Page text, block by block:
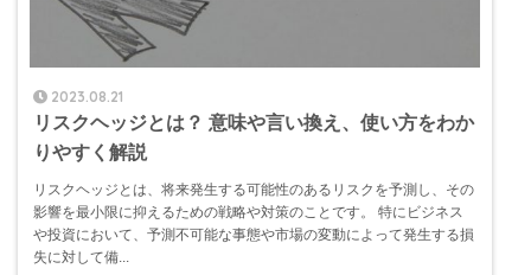
2023.08.21
リスクヘッジとは？ 意味や言い換え、使い方をわか
りやすく解説
リスクヘッジとは、将来発生する可能性のあるリスクを予測し、その
影響を最小限に抑えるための戦略や対策のことです。 特にビジネス
や投資において、予測不可能な事態や市場の変動によって発生する損
失に対して備...